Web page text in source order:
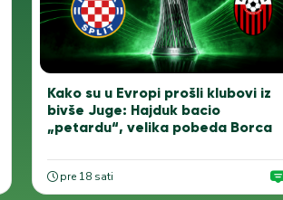
Kako su u Evropi prošli klubovi iz
bivše Juge: Hajduk bacio
„petardu“, velika pobeda Borca
pre 18 sati